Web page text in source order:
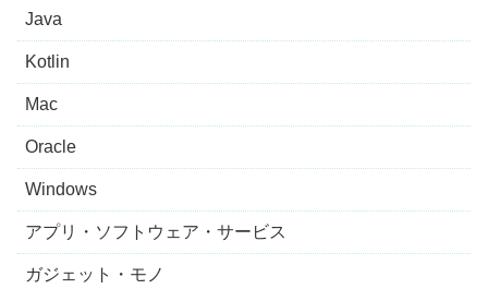
Java
Kotlin
Mac
Oracle
Windows
アプリ・ソフトウェア・サービス
ガジェット・モノ